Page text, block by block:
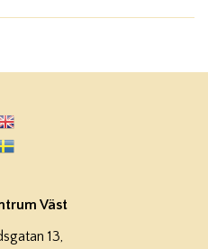
Väst
13,